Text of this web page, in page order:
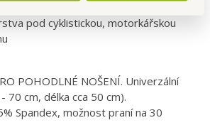
pod cyklistickou, motorkářskou
POHODLNÉ NOŠENÍ. Univerzální
70 cm, délka cca 50 cm).
Spandex, možnost praní na 30